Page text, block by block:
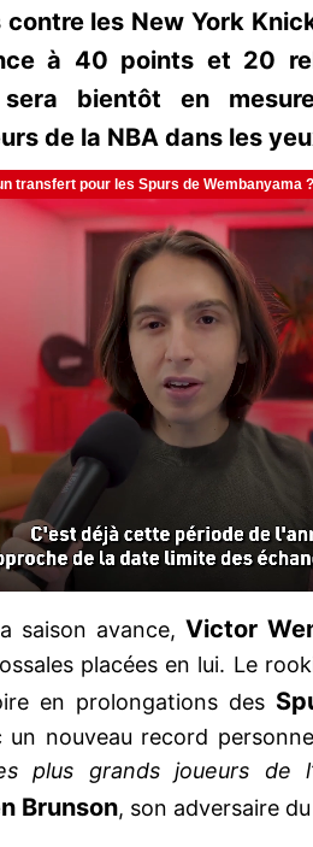
les New York
à 40 points et 20
sera bientôt en
de la NBA dans les
saison avance, Victor
placées en lui. Le
en prolongations des
un nouveau record
plus grands joueurs de
Brunson, son adversaire